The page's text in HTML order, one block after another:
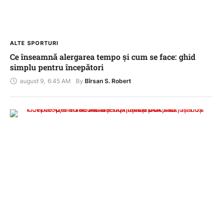
ALTE SPORTURI
Ce înseamnă alergarea tempo și cum se face: ghid
simplu pentru începători
august 9 6:45 AM By Bîrsan S. Robert